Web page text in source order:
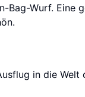
Bag-Wurf. Eine